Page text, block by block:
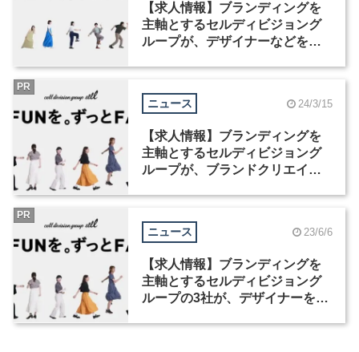
【求人情報】ブランディングを
主軸とするセルディビジョング
ループが、デザイナーなどを募
ニュース 24/3/15
【求人情報】ブランディングを
主軸とするセルディビジョング
ループが、ブランドクリエイタ
PR
ニュース 23/6/6
【求人情報】ブランディングを
主軸とするセルディビジョング
ループの3社が、デザイナーを募
PR